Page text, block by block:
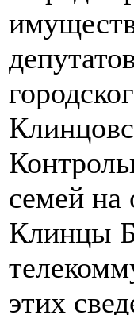
семей на
Клинцы
этих